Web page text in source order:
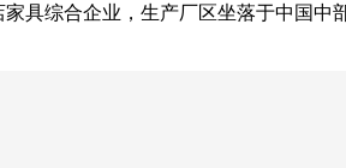
具综合企业，生产厂区坐落于中国中